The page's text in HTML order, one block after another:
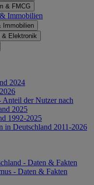
& FMCG
Immobilien
Immobilien
& Elektronik
2024
der Nutzer nach
2025
1992-2025
in Deutschland 2011-2026
- Daten & Fakten
- Daten & Fakten